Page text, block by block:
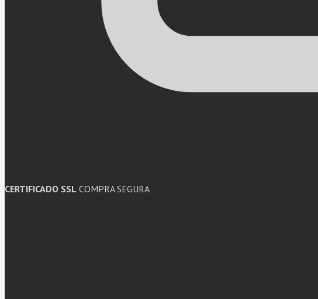
CERTIFICADO SSL COMPRA SEGURA